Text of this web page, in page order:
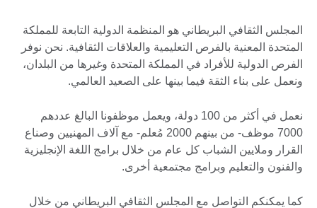
المجلس الثقافي البريطاني هو المنظمة الدولية التابعة للمملكة
المتحدة المعنية بالفرص التعليمية والعلاقات الثقافية. نحن نوفر
الفرص الدولية للأفراد في المملكة المتحدة وغيرها من البلدان،
ونعمل على بناء الثقة فيما بينها على الصعيد العالمي.
نعمل في أكثر من 100 دولة، ويعمل موظفونا البالغ عددهم
7000 موظف- من بينهم 2000 مُعلم- مع آلاف المهنيين وصناع
القرار وملايين الشباب كل عام من خلال برامج اللغة الإنجليزية
والفنون والتعليم وبرامج مجتمعية أخرى.
كما يمكنكم التواصل مع المجلس الثقافي البريطاني من خلال